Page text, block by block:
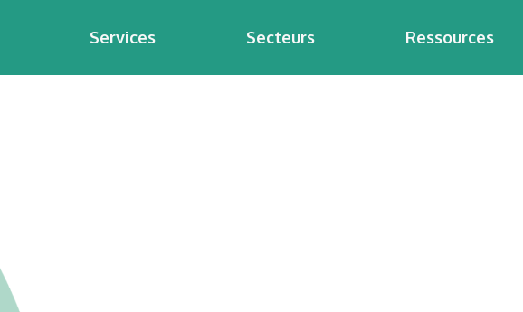
Services Secteurs Ressources